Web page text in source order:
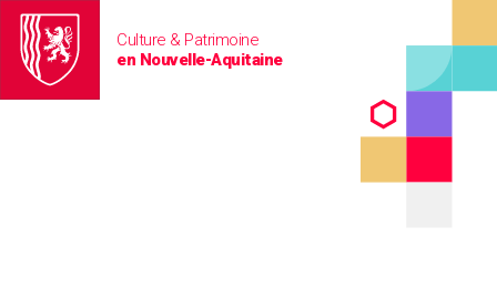
Culture & Patrimoine
en Nouvelle-Aquitaine